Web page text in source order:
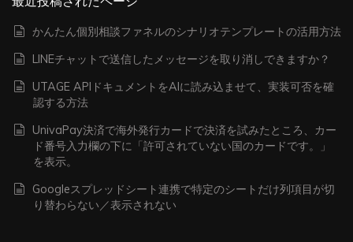
かんたん個別相談ファネルのシナリオテンプレートの活用方法
LINEチャットで送信したメッセージを取り消しできますか？
UTAGE APIドキュメントをAIに読み込ませて、実装可否を確
認する方法
UnivaPay決済で海外発行カードで決済を試みたところ、カー
ド番号入力欄の下に「許可されていない国のカードです。」
を表示。
Googleスプレッドシート連携で特定のシートだけ列項目が切
り替わらない／表示されない